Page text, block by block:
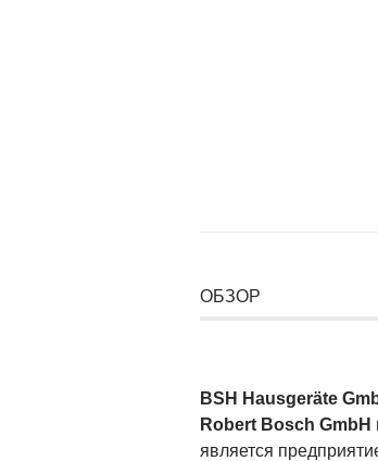
ОБЗОР
BSH Hausgeräte
Robert Bosch GmbH
является